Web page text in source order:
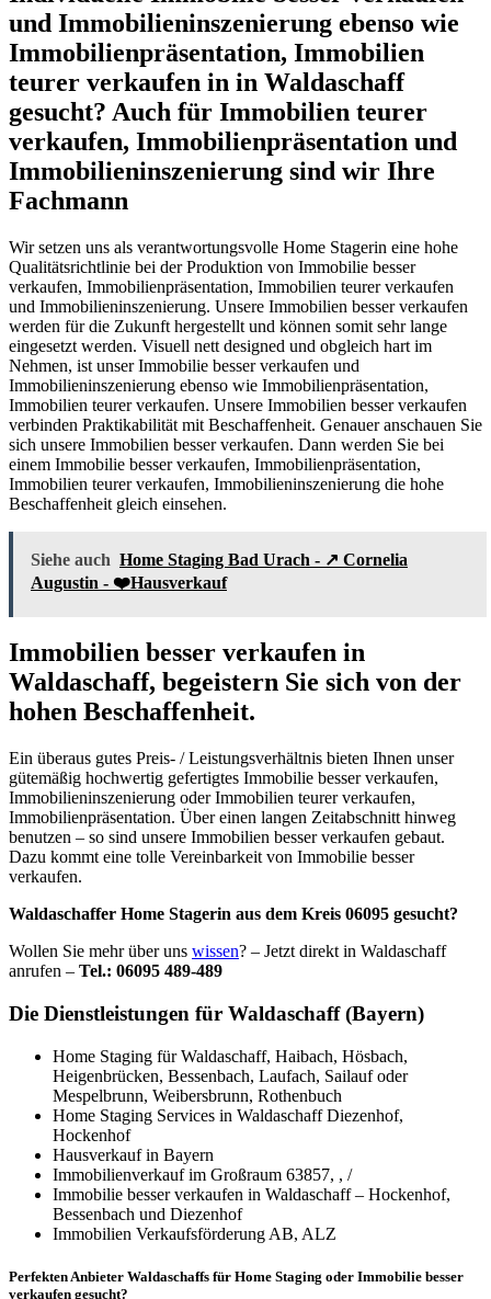
und Immobilieninszenierung ebenso wie
Immobilienpräsentation, Immobilien
teurer verkaufen in in Waldaschaff
gesucht? Auch für Immobilien teurer
verkaufen, Immobilienpräsentation und
Immobilieninszenierung sind wir Ihre
Fachmann
Wir setzen uns als verantwortungsvolle Home Stagerin eine hohe
Qualitätsrichtlinie bei der Produktion von Immobilie besser
verkaufen, Immobilienpräsentation, Immobilien teurer verkaufen
und Immobilieninszenierung. Unsere Immobilien besser verkaufen
werden für die Zukunft hergestellt und können somit sehr lange
eingesetzt werden. Visuell nett designed und obgleich hart im
Nehmen, ist unser Immobilie besser verkaufen und
Immobilieninszenierung ebenso wie Immobilienpräsentation,
Immobilien teurer verkaufen. Unsere Immobilien besser verkaufen
verbinden Praktikabilität mit Beschaffenheit. Genauer anschauen Sie
sich unsere Immobilien besser verkaufen. Dann werden Sie bei
einem Immobilie besser verkaufen, Immobilienpräsentation,
Immobilien teurer verkaufen, Immobilieninszenierung die hohe
Beschaffenheit gleich einsehen.
Siehe auch Home Staging Bad Urach - ↗️ Cornelia
Augustin - ❤️Hausverkauf
Immobilien besser verkaufen in
Waldaschaff, begeistern Sie sich von der
hohen Beschaffenheit.
Ein überaus gutes Preis- / Leistungsverhältnis bieten Ihnen unser
gütemäßig hochwertig gefertigtes Immobilie besser verkaufen,
Immobilieninszenierung oder Immobilien teurer verkaufen,
Immobilienpräsentation. Über einen langen Zeitabschnitt hinweg
benutzen – so sind unsere Immobilien besser verkaufen gebaut.
Dazu kommt eine tolle Vereinbarkeit von Immobilie besser
verkaufen.
Waldaschaffer Home Stagerin aus dem Kreis 06095 gesucht?
Wollen Sie mehr über uns wissen? – Jetzt direkt in Waldaschaff
anrufen – Tel.: 06095 489-489
Die Dienstleistungen für Waldaschaff (Bayern)
Home Staging für Waldaschaff, Haibach, Hösbach,
Heigenbrücken, Bessenbach, Laufach, Sailauf oder
Mespelbrunn, Weibersbrunn, Rothenbuch
Home Staging Services in Waldaschaff Diezenhof,
Hockenhof
Hausverkauf in Bayern
Immobilienverkauf im Großraum 63857, , /
Immobilie besser verkaufen in Waldaschaff – Hockenhof,
Bessenbach und Diezenhof
Immobilien Verkaufsförderung AB, ALZ
Perfekten Anbieter Waldaschaffs für Home Staging oder Immobilie besser
verkaufen gesucht?